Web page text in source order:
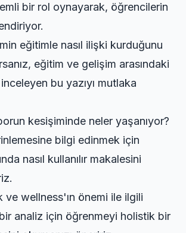
bir rol oynayarak, öğrencilerin
eğitimle nasıl ilişki kurduğunu
eğitim ve gelişim arasındaki
bu yazıyı mutlaka
kesişiminde neler yaşanıyor?
bilgi edinmek için
nasıl kullanılır makalesini
ve wellness'ın önemi ile ilgili
analiz için öğrenmeyi holistik bir